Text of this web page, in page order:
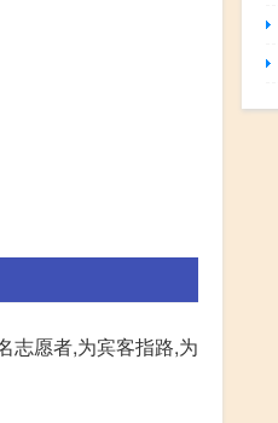
志愿者,为宾客指路,为